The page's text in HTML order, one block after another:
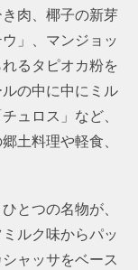
肉、椰子の新芽
」、マンジョッ
るタピオカ粉を
の中に中にミル
ュロス」など、
土料理や軽食、
とつの名物が、
ルク味からパッ
ャッサをベース